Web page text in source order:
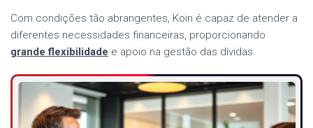
Com condições tão abrangentes, Koin é capaz de atender a
diferentes necessidades financeiras, proporcionando
grande flexibilidade e apoio na gestão das dívidas.